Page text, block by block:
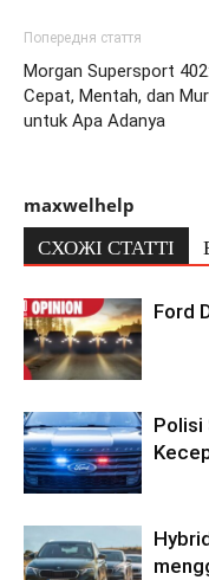
Попередня стаття
Morgan Supersport 402:
Cepat, Mentah, dan
untuk Apa Adanya
maxwelhelp
СХОЖІ СТАТТІ
Ford
Polisi